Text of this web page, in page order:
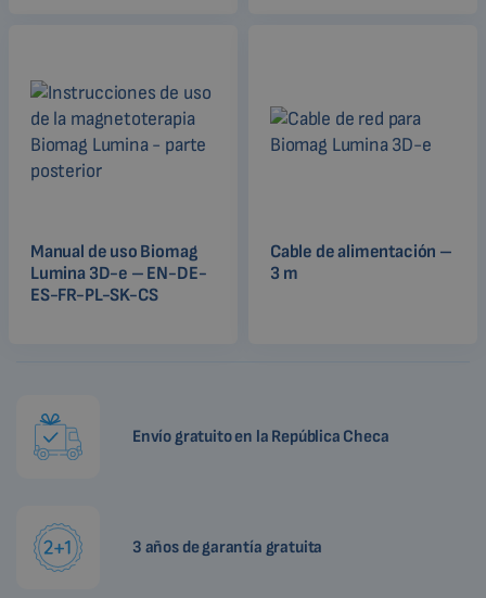
Manual de uso Biomag
Lumina 3D-e – EN-DE-
ES-FR-PL-SK-CS
Cable de alimentación –
3 m
Envío gratuito en la República Checa
3 años de garantía gratuita